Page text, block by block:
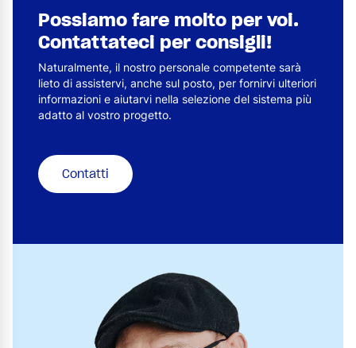
Possiamo fare molto per voi.
Contattateci per consigli!
Naturalmente, il nostro personale competente sarà
lieto di assistervi, anche sul posto, per fornirvi ulteriori
informazioni e aiutarvi nella selezione del sistema più
adatto al vostro progetto.
Contatti